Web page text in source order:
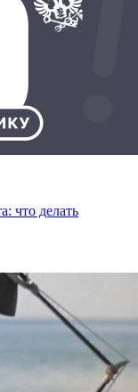
что делать